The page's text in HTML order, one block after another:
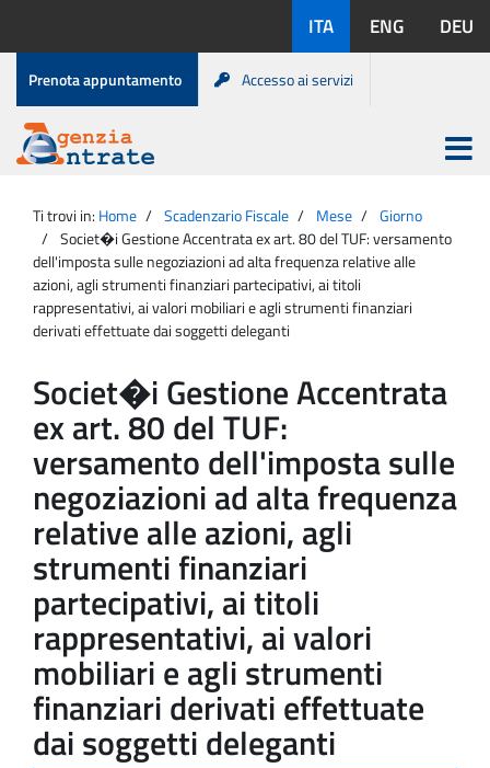
contenuto
disponibili:
ITA ENG DEU
Menu
di
servizio
Prenota appuntamento Accesso ai servizi
Agenzia
Entrate
Apri
menu
principale
Ti trovi in: Home Scadenzario Fiscale Mese
Giorno
Societ�i Gestione Accentrata ex art. 80 del TUF: versamento
dell'imposta sulle negoziazioni ad alta frequenza relative alle
azioni, agli strumenti finanziari partecipativi, ai titoli
rappresentativi, ai valori mobiliari e agli strumenti finanziari
derivati effettuate dai soggetti deleganti
Societ�i Gestione Accentrata
ex art. 80 del TUF:
versamento dell'imposta sulle
negoziazioni ad alta frequenza
relative alle azioni, agli
strumenti finanziari
partecipativi, ai titoli
rappresentativi, ai valori
mobiliari e agli strumenti
finanziari derivati effettuate
dai soggetti deleganti